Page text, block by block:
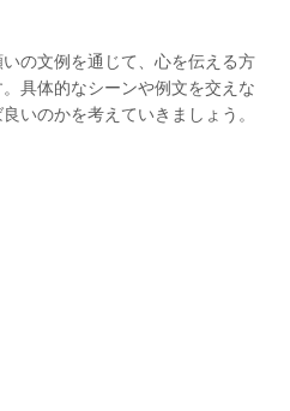
の文例を通じて、心を伝える方
具体的なシーンや例文を交えな
いのかを考えていきましょう。